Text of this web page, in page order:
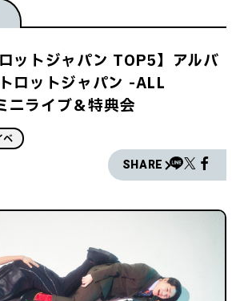
ットジャパン TOP5】アルバ
ロットジャパン -ALL
ニライブ＆特典会
ベ
SHARE